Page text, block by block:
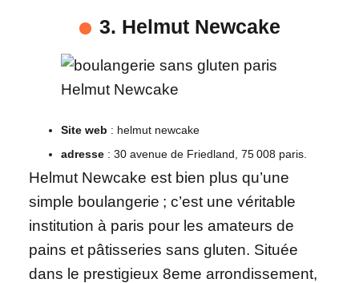
3. Helmut Newcake
Site web : helmut newcake
adresse : 30 avenue de Friedland, 75 008 paris.
Helmut Newcake est bien plus qu’une
simple boulangerie ; c’est une véritable
institution à paris pour les amateurs de
pains et pâtisseries sans gluten. Située
dans le prestigieux 8eme arrondissement,